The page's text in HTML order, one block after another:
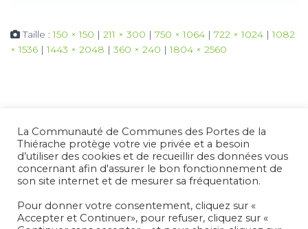
Taille :150 × 150 | 211 × 300 | 750 × 1064 | 722 × 1024 | 1082
× 1536 | 1443 × 2048 | 360 × 240 | 1804 × 2560
La Communauté de Communes des Portes de la
Thiérache protège votre vie privée et a besoin
d’utiliser des cookies et de recueillir des données vous
concernant afin d'assurer le bon fonctionnement de
son site internet et de mesurer sa fréquentation.
Pour donner votre consentement, cliquez sur «
Accepter et Continuer», pour refuser, cliquez sur «